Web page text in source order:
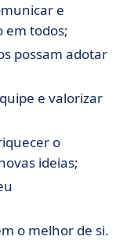
e
em todos;
possam adotar
e valorizar
o
ideias;
o melhor de si.